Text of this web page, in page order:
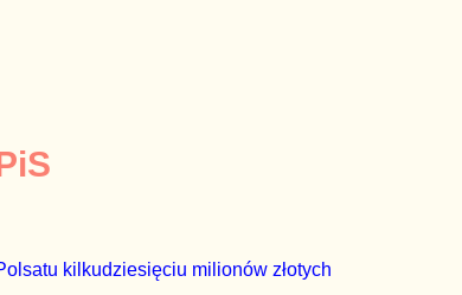
kilkudziesięciu milionów złotych